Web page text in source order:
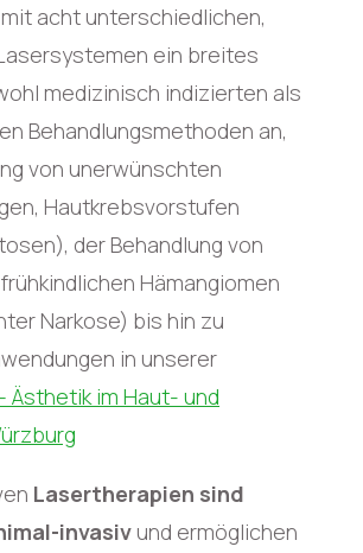
acht unterschiedlichen,
ein breites
medizinisch indizierten als
Behandlungsmethoden an,
von unerwünschten
Hautkrebsvorstufen
der Behandlung von
Hämangiomen
Narkose) bis hin zu
in unserer
Ästhetik im Haut- und
Lasertherapien sind
invasiv und ermöglichen